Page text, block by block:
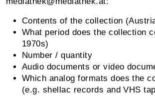
Contents of the collection
What period does the collection
1970s)
Number / quantity
Audio documents or video
Which analog formats does the
(e.g. shellac records and VHS